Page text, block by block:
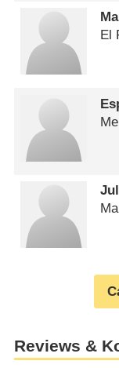
El
Reviews &